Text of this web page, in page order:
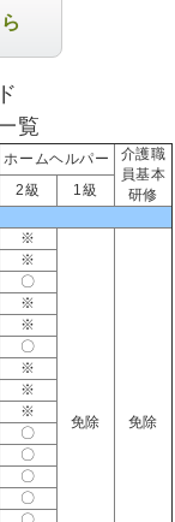
覧
ホームヘルパー
介護職
員基本
研修
2級
1級
※
免除 免除
※
〇
※
※
〇
※
※
※
〇
〇
〇
〇